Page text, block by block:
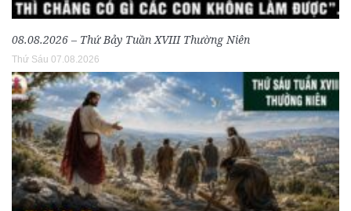
08.08.2026 – Thứ Bảy Tuần XVIII Thường Niên
Thứ Sáu 07.08.2026